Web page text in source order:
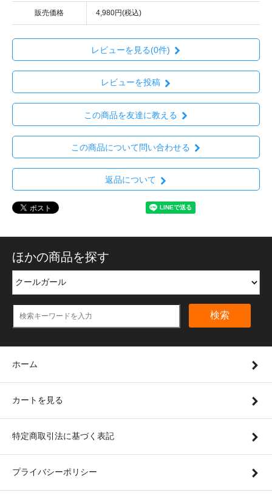
販売価格 4,980円(税込)
レビューを見る(0件)
レビューを投稿
この商品を友達に教える
この商品について問い合わせる
返品について
ほかの商品を探す
検索
ホーム
カートを見る
特定商取引法に基づく表記
プライバシーポリシー